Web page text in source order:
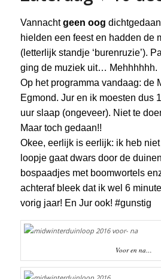
Vannacht geen oog
hielden een feest en hadden de
(letterlijk standje ‘burenruzie’).
ging de muziek uit… Mehhhhhh.
Op het programma vandaag: de
Egmond. Jur en ik moesten dus
uur slaap (ongeveer). Niet te
Maar toch gedaan!!
Okee, eerlijk is eerlijk: ik heb
loopje gaat dwars door de
bospaadjes met boomwortels
achteraf bleek dat ik wel 6
vorig jaar! En Jur ook! #gunstig
Voor en na…